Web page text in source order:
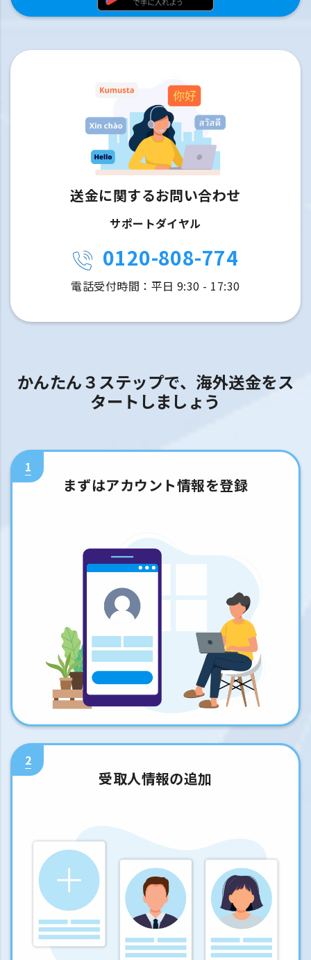
送金に関するお問い合わせ
サポートダイヤル
0120-808-774
電話受付時間：平日 9:30 - 17:30
かんたん３ステップで、海外送金をス
タートしましょう
1
まずはアカウント情報を登録
2
受取人情報の追加